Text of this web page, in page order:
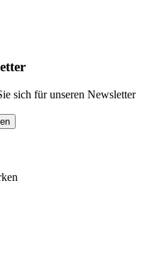
sich für unseren Newsletter